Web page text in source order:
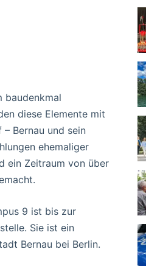
baudenkmal
diese Elemente mit
Bernau und sein
ehemaliger
ein Zeitraum von über
9 ist bis zur
Sie ist ein
Bernau bei Berlin.